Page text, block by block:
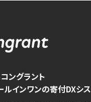
ングラント
インワンの寄付DXシ